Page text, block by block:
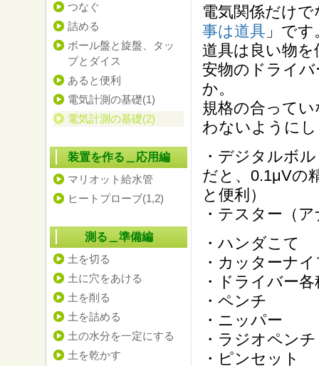
電気関係だけ
事は道具 」です
道具は良い物
安物のドライ
か。
規格の合って
わないように
・デジタルボ
だと、0.1μVの
と便利）
・テスター（
・ハンダこて
・カッターナ
・ドライバー
・ペンチ
・ニッパー
・ラジオペンチ
・ピンセット
つなぐ
詰める
ボール盤と旋盤、タッ
プとダイス
あると便利
電気計測の基礎(1)
電気計測の基礎(2)
装置を作る＿応用編
マリオット給水管
ヒートプローブ(1,2)
測る＿準備編
土を切る
土に穴をあける
土を削る
土を詰める
土の水分を一定にする
土を乾かす